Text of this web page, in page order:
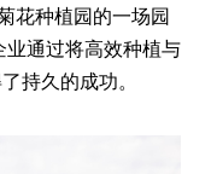
花种植园的一场园
通过将高效种植与
持久的成功。